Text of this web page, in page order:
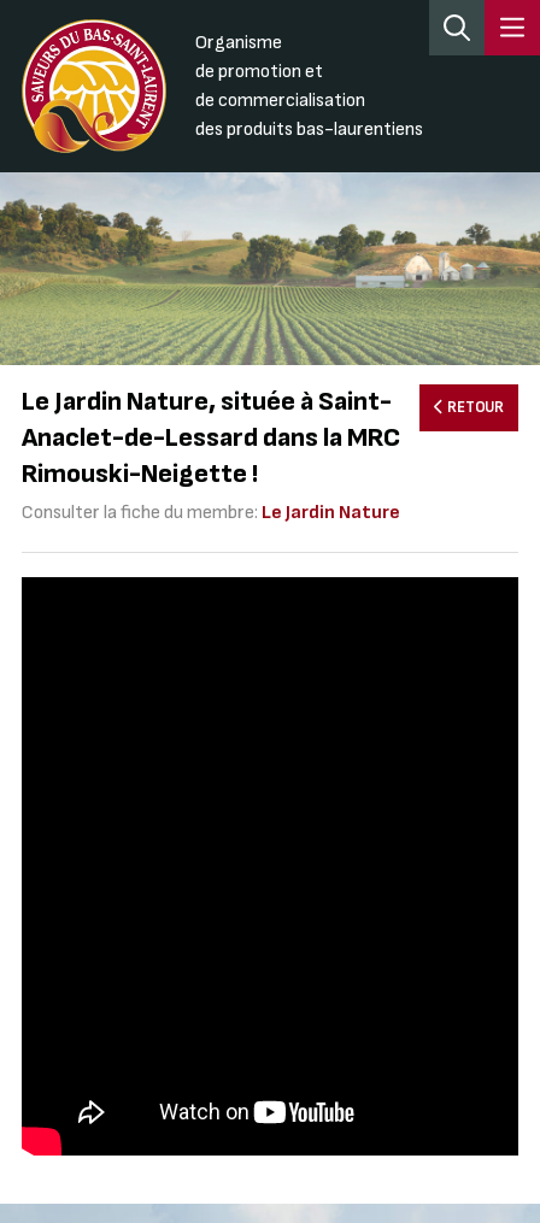
Organisme
de promotion et
de commercialisation
des produits bas-laurentiens
RETOUR
Le Jardin Nature, située à Saint-
Anaclet-de-Lessard dans la MRC
Rimouski-Neigette !
Consulter la fiche du membre: Le Jardin Nature